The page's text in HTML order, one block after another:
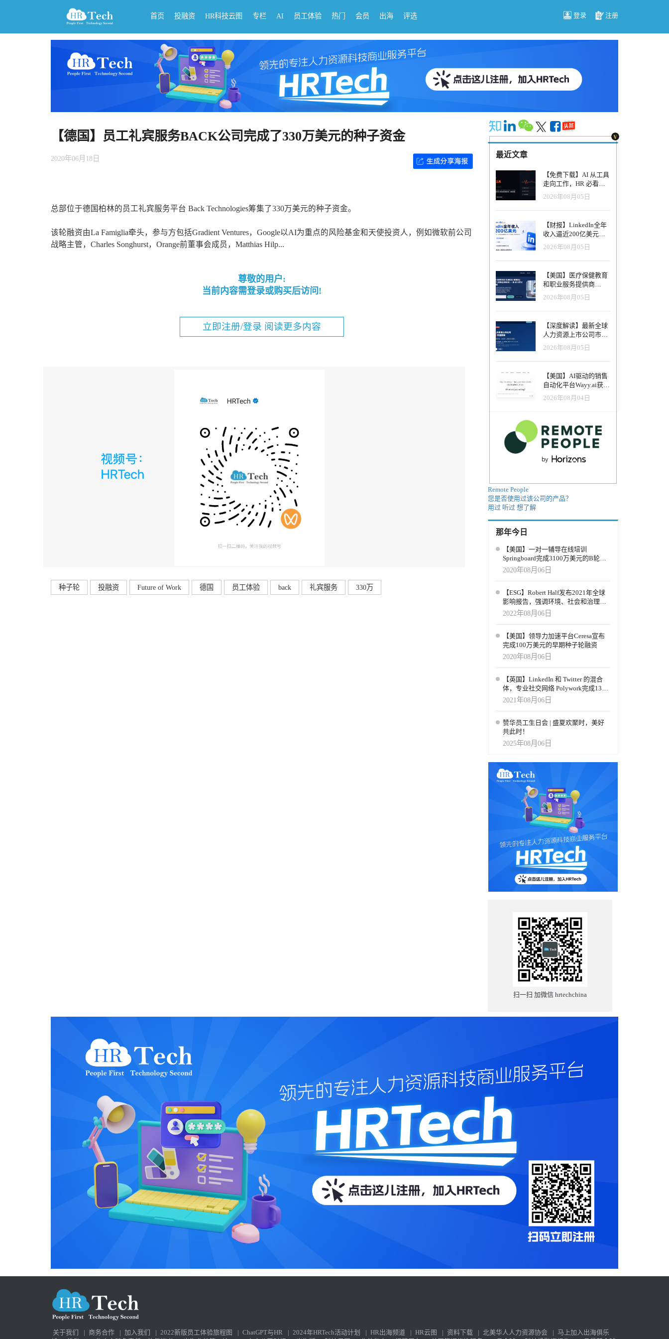
首页 投融资 HR科技云图 专栏 AI 员工体验 热门 会员 出海 评选 登录 注册
【德国】员工礼宾服务BACK公司完成了330万美元的种子资金
2020年06月18日
总部位于德国柏林的员工礼宾服务平台 Back Technologies筹集了330万美元的种子资金。
该轮融资由La Famiglia牵头，参与方包括Gradient Ventures，Google以AI为重点的风险基金和天使投资人，例如微软前公司
战略主管，Charles Songhurst，Orange前董事会成员，Matthias Hilp...
尊敬的用户:
当前内容需登录或购买后访问!
立即注册/登录 阅读更多内容
种子轮 投融资 Future of Work 德国 员工体验 back 礼宾服务 330万
最近文章
【免费下载】AI 从工具
走向工作，HR 必看五
大变革｜2026 年 8 月
HRTech 行业观察报告
2026年08月05日
【财报】LinkedIn全年
收入逼近200亿美元，
AI招聘产品进入规模化
应用阶段
2026年08月05日
【美国】医疗保健教育
和职业服务提供商
Advanced eClinical
Training获得融资，以
加速医疗卫生人才队伍
2026年08月05日
【深度解读】最新全球
人力资源上市公司市值
榜单（2026年8月）-涨
幅最高的不是AI软件，
而是传统人力服务商
2026年08月05日
【美国】AI驱动的销售
自动化平台Wayy.ai获得
200万美元种子前轮融
资，并推出可代为销售
2026年08月04日
Remote People
您是否使用过该公司的产品？
用过 听过 想了解
那年今日
【美国】一对一辅导在线培训
Springboard完成3100万美元的B轮融
资
2020年08月06日
【ESG】Robert Half发布2021年全球
影响报告，强调环境、社会和治理
（ESG）优先事项的进展
2022年08月06日
【美国】领导力加速平台Ceresa宣布
完成100万美元的早期种子轮融资
2020年08月06日
【英国】LinkedIn 和 Twitter 的混合
体，专业社交网络 Polywork完成1300
万美元A轮融资
2021年08月06日
赞华员工生日会 | 盛夏欢聚时，美好
共此时！
2025年08月06日
扫一扫 加微信 hrtechchina
关于我们 | 商务合作 | 加入我们 | 2022新版员工体验旅程图 | ChatGPT与HR | 2024年HRTech活动计划 | HR出海频道 | HR云图 | 资料下载 | 北美华人人力资源协会 | 马上加入出海俱乐